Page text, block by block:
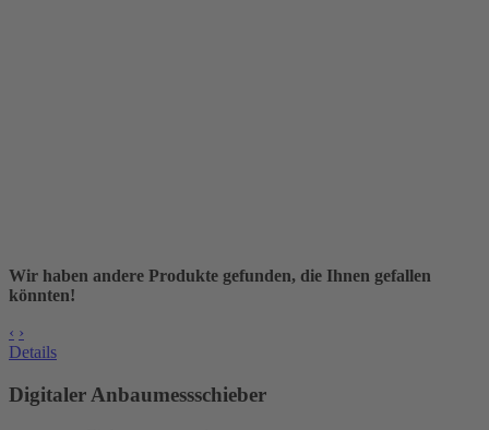
Wir haben andere Produkte gefunden, die Ihnen gefallen
könnten!
‹ ›
Details
Digitaler Anbaumessschieber